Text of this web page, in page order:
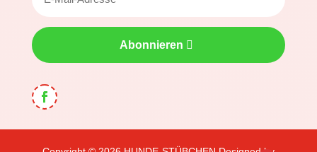
Abonnieren